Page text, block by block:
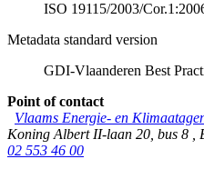
ISO 19115/2003/
Metadata standard version
GDI-Vlaanderen Best
Point of contact
Vlaams Energie- en
Koning Albert II-laan 20, bus 8 ,
02 553 46 00